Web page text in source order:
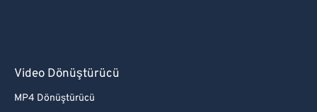
Video Dönüştürücü
MP4 Dönüştürücü